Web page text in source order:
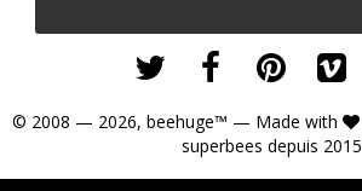
© 2008 — 2026, beehuge™ — Made with
superbees depuis 2015